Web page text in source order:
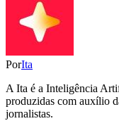
PorIta
A Ita é a Inteligência
produzidas com auxílio
jornalistas.